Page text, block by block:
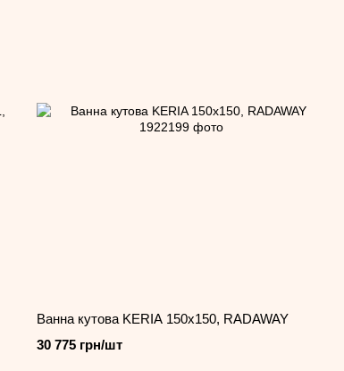
Ванна кутова KERIA 150x150, RADAWAY
30 775 грн/шт